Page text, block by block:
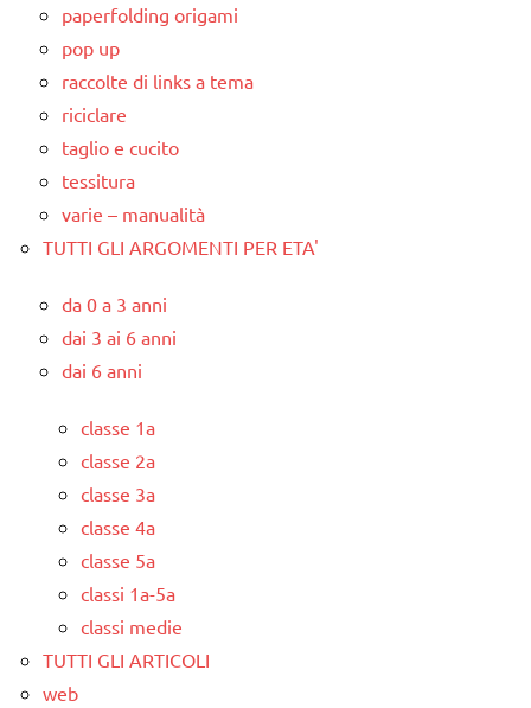
paperfolding origami
pop up
raccolte di links a tema
riciclare
taglio e cucito
tessitura
varie – manualità
TUTTI GLI ARGOMENTI PER ETA'
da 0 a 3 anni
dai 3 ai 6 anni
dai 6 anni
classe 1a
classe 2a
classe 3a
classe 4a
classe 5a
classi 1a-5a
classi medie
TUTTI GLI ARTICOLI
web